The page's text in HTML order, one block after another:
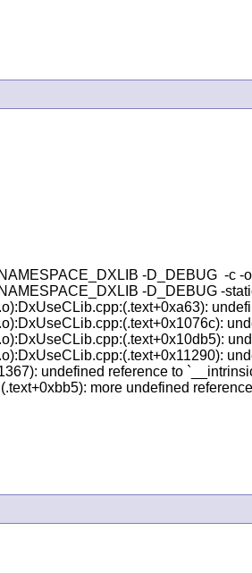
-D_DEBUG  -c -
-D_DEBUG
undefined reference to
more undefined